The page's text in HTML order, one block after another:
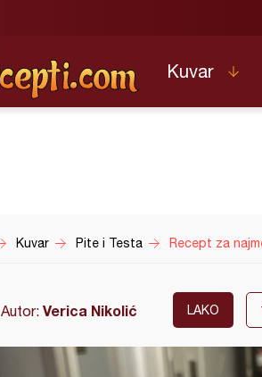
Kuvar
Kuvar Pite i Testa Recept za
Autor: Verica Nikolić LAKO